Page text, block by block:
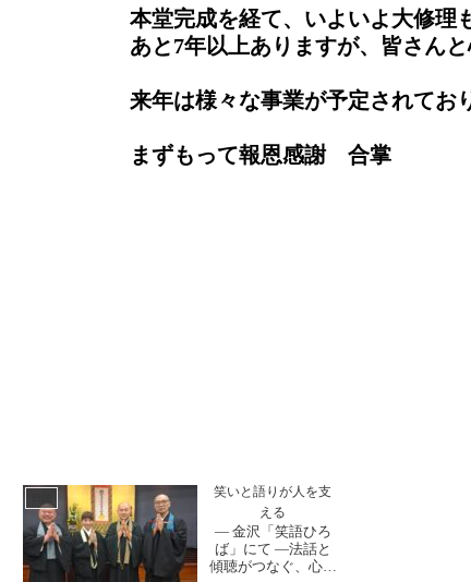
本堂完成を経て、いよいよ大修理
あと7年以上ありますが、皆さん
来年は様々な事業が予定されてお
⁡まずもって報恩感謝 合掌
笑いと語りが人を支
える
― 金沢「笑語ひろ
ば」にて ―法話と
傾聴がつなぐ、心の